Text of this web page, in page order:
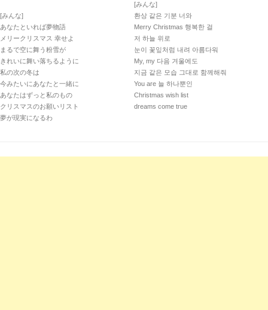
[みんな]
あなたといれば夢物語
メリークリスマス 幸せよ
まるで空に舞う粉雪が
きれいに舞い落ちるように
私の次の冬は
今みたいにあなたと一緒に
あなたはずっと私のもの
クリスマスのお願いリスト
夢が現実になるわ
[みんな]
환상 같은 기분 너와
Merry Christmas 행복한 걸
저 하늘 위로
눈이 꽃잎처럼 내려 아름다워
My, my 다음 겨울에도
지금 같은 모습 그대로 함께해줘
You are 늘 하나뿐인
Christmas wish list
dreams come true